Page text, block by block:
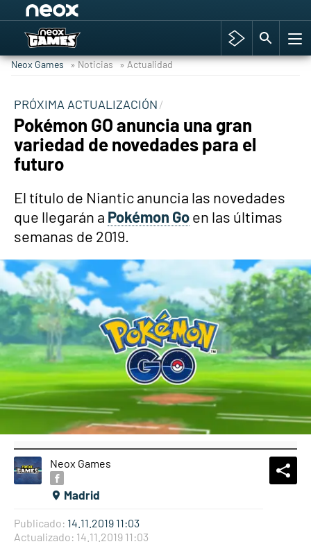
Hyrule Warriors: La Era del Cataclismo
Super Mario cafetería oficial
Cyberpunk 2077
Hyrule Warriors
Neox Games » Noticias » Actualidad
PRÓXIMA ACTUALIZACIÓN
Pokémon GO anuncia una gran
variedad de novedades para el
futuro
El título de Niantic anuncia las novedades
que llegarán a Pokémon Goen las últimas
semanas de 2019.
Neox Games
Madrid
Publicado: 14.11.2019 11:03
Actualizado: 14.11.2019 11:03